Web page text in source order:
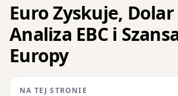
Euro Zyskuje, Dolar
Analiza EBC i
Europy
NA TEJ STRONIE